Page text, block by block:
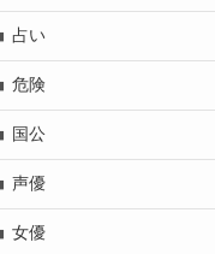
占い
危険
国公
声優
女優